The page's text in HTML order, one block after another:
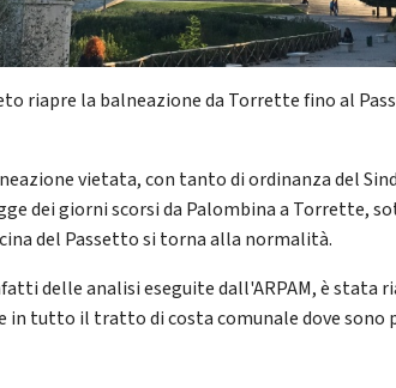
riapre la balneazione da Torrette fino al
vietata, con tanto di ordinanza del
dei giorni scorsi da Palombina a Torrette,
del Passetto si torna alla normalità.
delle analisi eseguite dall'ARPAM, è stata
in tutto il tratto di costa comunale dove sono